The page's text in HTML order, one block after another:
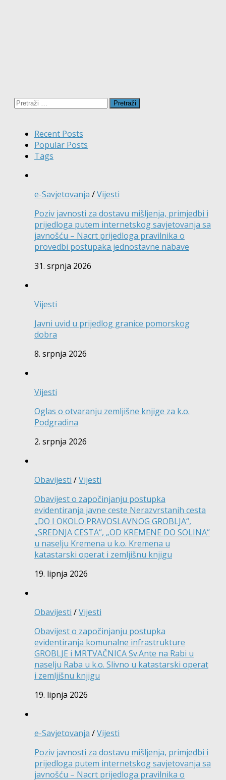
Pretraži:
Recent Posts
Popular Posts
Tags
e-Savjetovanja /Vijesti
Poziv javnosti za dostavu mišljenja, primjedbi i
prijedloga putem internetskog savjetovanja sa
javnošću – Nacrt prijedloga pravilnika o
provedbi postupaka jednostavne nabave
31. srpnja 2026
Vijesti
Javni uvid u prijedlog granice pomorskog
dobra
8. srpnja 2026
Vijesti
Oglas o otvaranju zemljišne knjige za k.o.
Podgradina
2. srpnja 2026
Obavijesti /Vijesti
Obavijest o započinjanju postupka
evidentiranja javne ceste Nerazvrstanih cesta
„DO I OKOLO PRAVOSLAVNOG GROBLJA“,
„SREDNJA CESTA“, „OD KREMENE DO SOLINA“
u naselju Kremena u k.o. Kremena u
katastarski operat i zemljišnu knjigu
19. lipnja 2026
Obavijesti /Vijesti
Obavijest o započinjanju postupka
evidentiranja komunalne infrastrukture
GROBLJE i MRTVAČNICA Sv.Ante na Rabi u
naselju Raba u k.o. Slivno u katastarski operat
i zemljišnu knjigu
19. lipnja 2026
e-Savjetovanja /Vijesti
Poziv javnosti za dostavu mišljenja, primjedbi i
prijedloga putem internetskog savjetovanja sa
javnošću – Nacrt prijedloga pravilnika o